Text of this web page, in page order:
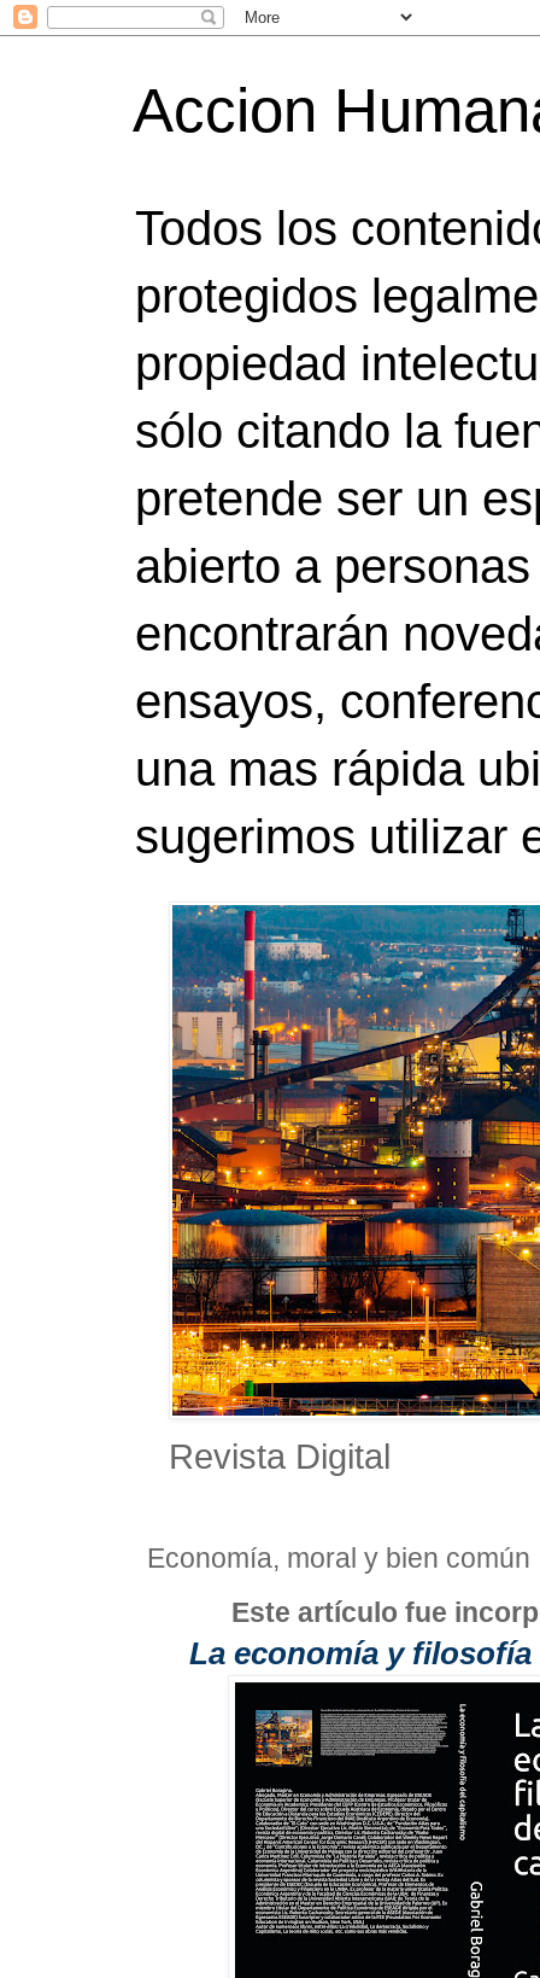
Accion
Todos los
protegidos
propiedad
sólo citando la
pretende ser un
abierto a
encontrarán
ensayos,
una mas rápida
sugerimos utilizar
Revista Digital
Economía, moral y bien común
Este artículo fue
La economía y